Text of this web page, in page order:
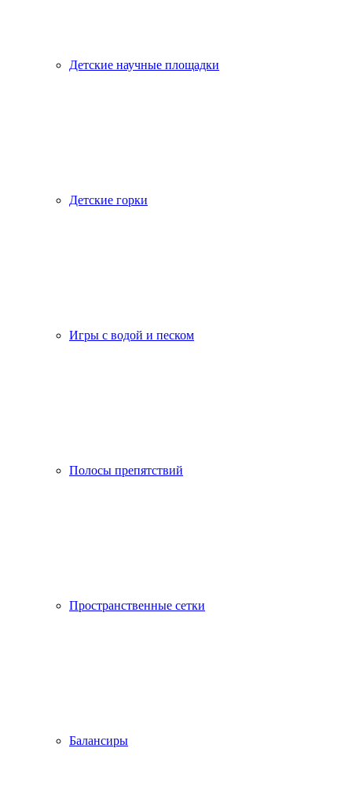
Детские научные площадки
Детские горки
Игры с водой и песком
Полосы препятствий
Пространственные сетки
Балансиры